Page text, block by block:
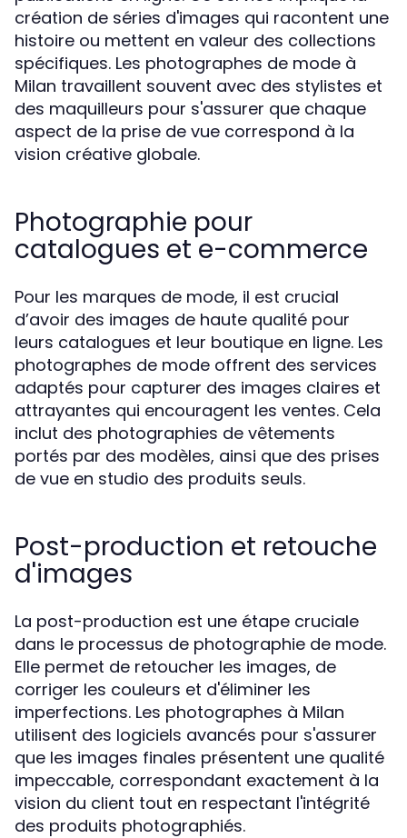
création de séries d'images qui racontent une
histoire ou mettent en valeur des collections
spécifiques. Les photographes de mode à
Milan travaillent souvent avec des stylistes et
des maquilleurs pour s'assurer que chaque
aspect de la prise de vue correspond à la
vision créative globale.
Photographie pour
catalogues et e-commerce
Pour les marques de mode, il est crucial
d’avoir des images de haute qualité pour
leurs catalogues et leur boutique en ligne. Les
photographes de mode offrent des services
adaptés pour capturer des images claires et
attrayantes qui encouragent les ventes. Cela
inclut des photographies de vêtements
portés par des modèles, ainsi que des prises
de vue en studio des produits seuls.
Post-production et retouche
d'images
La post-production est une étape cruciale
dans le processus de photographie de mode.
Elle permet de retoucher les images, de
corriger les couleurs et d'éliminer les
imperfections. Les photographes à Milan
utilisent des logiciels avancés pour s'assurer
que les images finales présentent une qualité
impeccable, correspondant exactement à la
vision du client tout en respectant l'intégrité
des produits photographiés.